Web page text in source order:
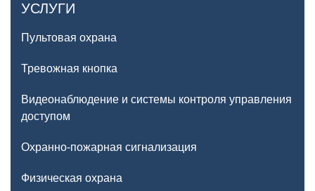
УСЛУГИ
Пультовая охрана
Тревожная кнопка
Видеонаблюдение и системы контроля управления
доступом
Охранно-пожарная сигнализация
Физическая охрана